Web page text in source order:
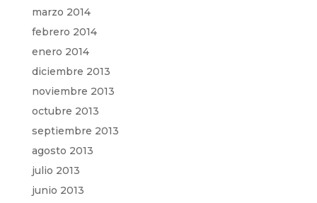
marzo 2014
febrero 2014
enero 2014
diciembre 2013
noviembre 2013
octubre 2013
septiembre 2013
agosto 2013
julio 2013
junio 2013